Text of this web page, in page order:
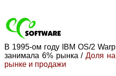
В 1995-ом году IBM OS/2 Warp
занимала 6% рынка /Доля на
рынке и продажи